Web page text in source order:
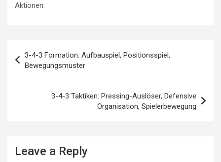
Aktionen.
navigation
3-4-3 Formation: Aufbauspiel, Positionsspiel,
Bewegungsmuster
3-4-3 Taktiken: Pressing-Auslöser, Defensive
Organisation, Spielerbewegung
Leave a Reply